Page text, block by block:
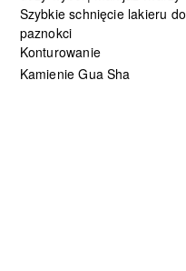
Szybkie schnięcie lakieru do
paznokci
Konturowanie
Kamienie Gua Sha